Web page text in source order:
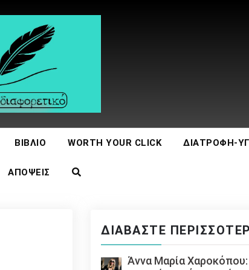
ΒΙΒΛΊΟ WORTH YOUR CLICK ΔΙΑΤΡΟΦΉ-
ΑΠΌΨΕΙΣ
ΔΙΑΒΆΣΤΕ
Άννα Μαρία